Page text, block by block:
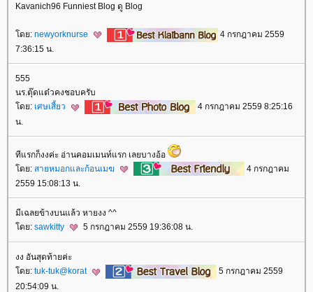
Kavanich96 Funniest Blog ดู Blog
ดย: newyorknurse
4 กรกฎาคม 2559
7:36:15 น.
555
นร.ตุ๊ดแต๋วคงชอบครับ
ดย: เศษเสี้ยว
4 กรกฎาคม 2559 8:25:16
น.
ทีแรกก็งงค่ะ อ่านคอมเมนท์แรก เลยบางอ้อ
ดย: สายหมอกและก้อนเมฆ
4 กรกฎาคม
2559 15:08:13 น.
มีเฉลยข้างบนแล้ว หายงง ^^
ดย: sawkitty 5 กรกฎาคม 2559 19:36:08 น.
งง อันสุดท้ายค่ะ
ดย: tuk-tuk@korat
5 กรกฎาคม 2559
20:54:09 น.